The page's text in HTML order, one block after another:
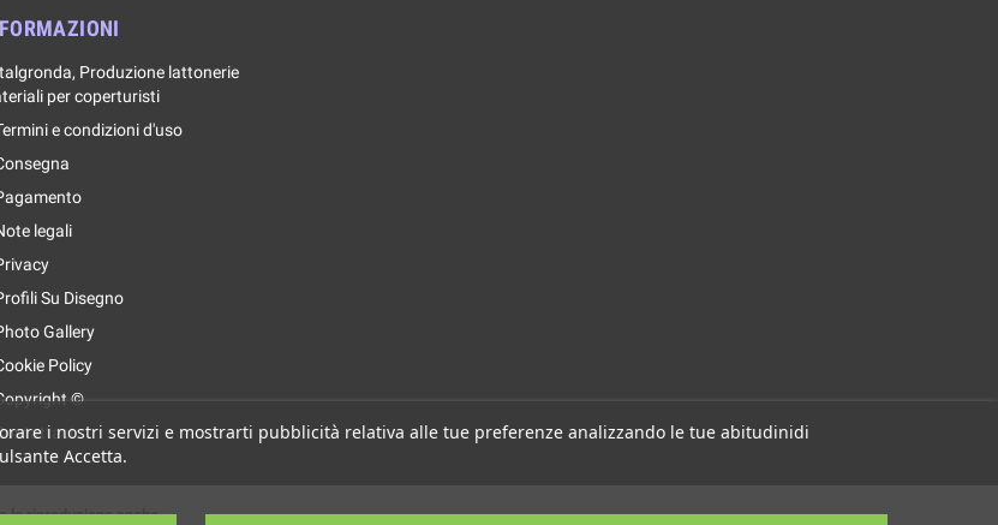
Produzione lattonerie
per coperturisti
e condizioni d'uso
legali
Su Disegno
Gallery
Policy
©
i nostri servizi e mostrarti pubblicità relativa alle tue preferenze analizzando le tue abitudinidi
Accetta.
la riproduzione anche